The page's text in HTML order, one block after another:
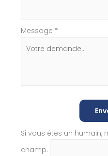
Message *
Si vous êtes un humain,
champ.